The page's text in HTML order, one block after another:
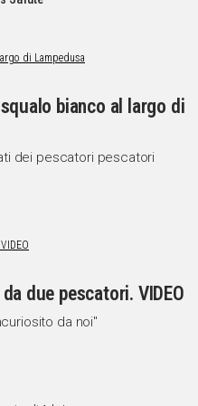
bianco al largo di
dei pescatori pescatori
due pescatori. VIDEO
da noi"